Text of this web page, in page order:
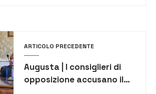
ARTICOLO PRECEDENTE
Augusta | I consiglieri di
opposizione accusano il